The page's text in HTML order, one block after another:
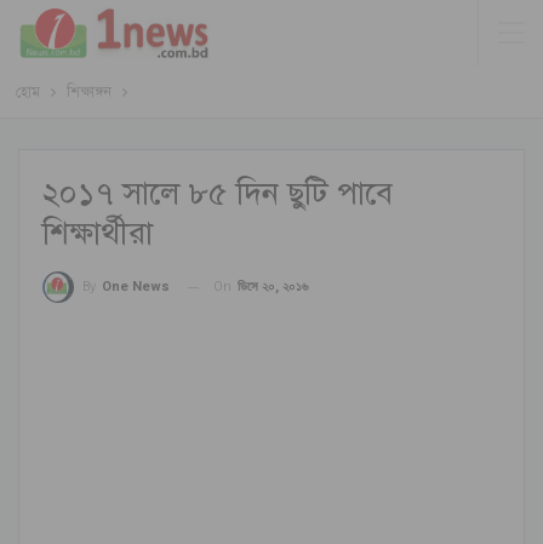
হোম শিক্ষাঙ্গন
২০১৭ সালে ৮৫ দিন ছুটি পাবে
শিক্ষার্থীরা
By One News On ডিসে ২০, ২০১৬